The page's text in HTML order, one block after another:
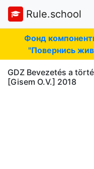
Rule.school
Фонд
"Повернись
GDZ Bevezetés a
[Gisem O.V.] 2018